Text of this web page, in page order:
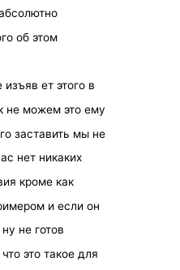
об этом
ет этого в
не можем это ему
заставить мы не
нет никаких
кроме как
и если он
не готов
это такое для